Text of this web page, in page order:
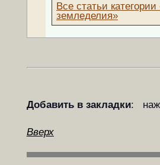
Все статьи
земледелия»
Добавить в закладки:
Вверх